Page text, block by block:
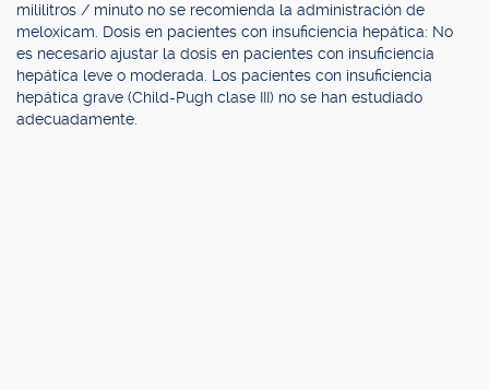
mililitros / minuto no se recomienda la administración de
meloxicam. Dosis en pacientes con insuficiencia hepática: No
es necesario ajustar la dosis en pacientes con insuficiencia
hepática leve o moderada. Los pacientes con insuficiencia
hepática grave (Child-Pugh clase III) no se han estudiado
adecuadamente.